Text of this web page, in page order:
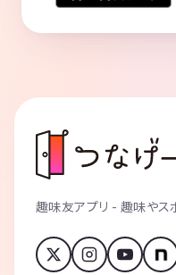
趣味友アプリ - 趣味やス